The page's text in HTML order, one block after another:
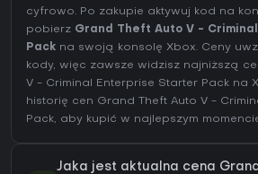
cyfrowo. Po zakupie aktywuj kod na
pobierz Grand Theft Auto V -
Pack na swoją konsolę Xbox. Ceny
kody, więc zawsze widzisz najniższą
V - Criminal Enterprise Starter Pack na
historię cen Grand Theft Auto V -
Pack, aby kupić w najlepszym
Jaka jest aktualna cena